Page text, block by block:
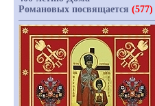
Романовых посвящается (577)